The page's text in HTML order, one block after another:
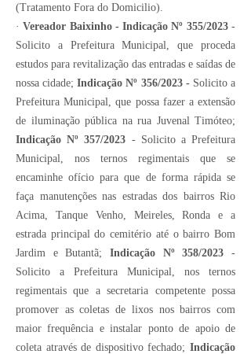
(Tratamento Fora do Domicilio).
·Vereador Baixinho - Indicação Nº 355/2023-
Solicito a Prefeitura Municipal, que proceda
estudos para revitalização das entradas e saídas de
nossa cidade;Indicação Nº 356/2023 - Solicito a
Prefeitura Municipal, que possa fazer a extensão
de iluminação pública na rua Juvenal Timóteo;
Indicação Nº 357/2023 - Solicito a Prefeitura
Municipal, nos ternos regimentais que se
encaminhe ofício para que de forma rápida se
faça manutenções nas estradas dos bairros Rio
Acima, Tanque Venho, Meireles, Ronda e a
estrada principal do cemitério até o bairro Bom
Jardim e Butantã; Indicação Nº 358/2023 -
Solicito a Prefeitura Municipal, nos ternos
regimentais que a secretaria competente possa
promover as coletas de lixos nos bairros com
maior frequência e instalar ponto de apoio de
coleta através de dispositivo fechado; Indicação